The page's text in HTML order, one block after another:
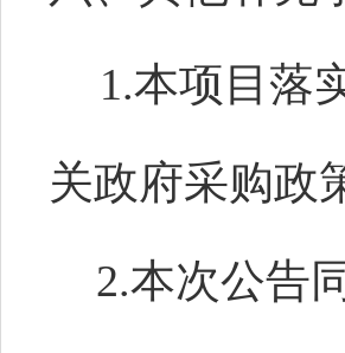
1.本项目落
关政府采购政
2.本次公告